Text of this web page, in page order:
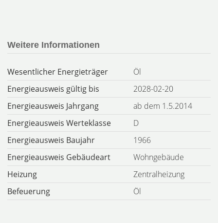
Weitere Informationen
Wesentlicher Energieträger
Öl
Energieausweis gültig bis
2028-02-20
Energieausweis Jahrgang
ab dem 1.5.2014
Energieausweis Werteklasse
D
Energieausweis Baujahr
1966
Energieausweis Gebäudeart
Wohngebäude
Heizung
Zentralheizung
Befeuerung
Öl